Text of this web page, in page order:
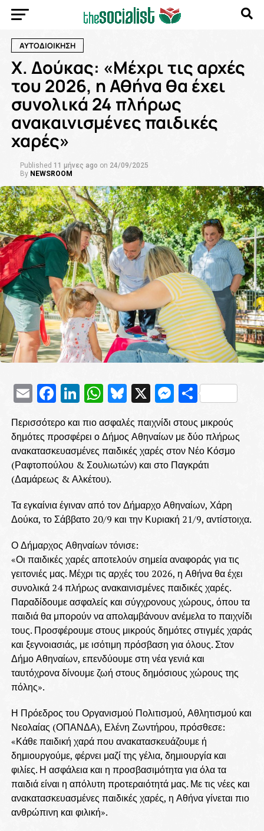
ΑΥΤΟΔΙΟΙΚΗΣΗ
Χ. Δούκας: «Μέχρι τις αρχές
του 2026, η Αθήνα θα έχει
συνολικά 24 πλήρως
ανακαινισμένες παιδικές
χαρές»
Published 11 μήνες ago on 24/09/2025
By NEWSROOM
EmailFacebook
LinkedIn
WhatsApp
Bluesky
X
Περισσότερο και πιο ασφαλές παιχνίδι στους μικρούς
δημότες προσφέρει ο Δήμος Αθηναίων με δύο πλήρως
ανακατασκευασμένες παιδικές χαρές στον Νέο Κόσμο
(Ραφτοπούλου & Σουλιωτών) και στο Παγκράτι
(Δαμάρεως & Αλκέτου).
Τα εγκαίνια έγιναν από τον Δήμαρχο Αθηναίων, Χάρη
Δούκα, το Σάββατο 20/9 και την Κυριακή 21/9, αντίστοιχα.
Ο Δήμαρχος Αθηναίων τόνισε:
«Οι παιδικές χαρές αποτελούν σημεία αναφοράς για τις
γειτονιές μας. Μέχρι τις αρχές του 2026, η Αθήνα θα έχει
συνολικά 24 πλήρως ανακαινισμένες παιδικές χαρές.
Παραδίδουμε ασφαλείς και σύγχρονους χώρους, όπου τα
παιδιά θα μπορούν να απολαμβάνουν ανέμελα το παιχνίδι
τους. Προσφέρουμε στους μικρούς δημότες στιγμές χαράς
και ξεγνοιασιάς, με ισότιμη πρόσβαση για όλους. Στον
Δήμο Αθηναίων, επενδύουμε στη νέα γενιά και
ταυτόχρονα δίνουμε ζωή στους δημόσιους χώρους της
πόλης».
Η Πρόεδρος του Οργανισμού Πολιτισμού, Αθλητισμού και
Νεολαίας (ΟΠΑΝΔΑ), Ελένη Ζωντήρου, πρόσθεσε:
«Κάθε παιδική χαρά που ανακατασκευάζουμε ή
δημιουργούμε, φέρνει μαζί της γέλια, δημιουργία και
φιλίες. Η ασφάλεια και η προσβασιμότητα για όλα τα
παιδιά είναι η απόλυτη προτεραιότητά μας. Με τις νέες και
ανακατασκευασμένες παιδικές χαρές, η Αθήνα γίνεται πιο
ανθρώπινη και φιλική».